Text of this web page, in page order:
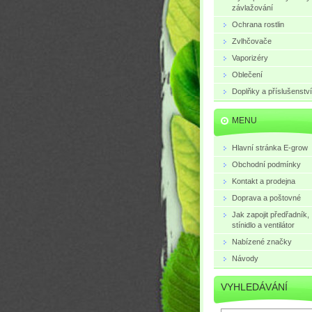
závlažování
Ochrana rostlin
Zvlhčovače
Vaporizéry
Oblečení
Doplňky a příslušenství
MENU
Hlavní stránka E-grow
Obchodní podmínky
Kontakt a prodejna
Doprava a poštovné
Jak zapojit předřadník,
stínidlo a ventilátor
Nabízené značky
Návody
VYHLEDÁVÁNÍ